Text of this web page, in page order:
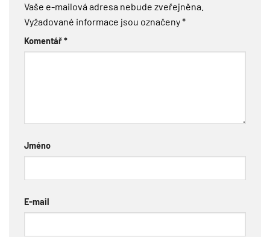
Vaše e-mailová adresa nebude zveřejněna.
Vyžadované informace jsou označeny*
Komentář*
Jméno
E-mail